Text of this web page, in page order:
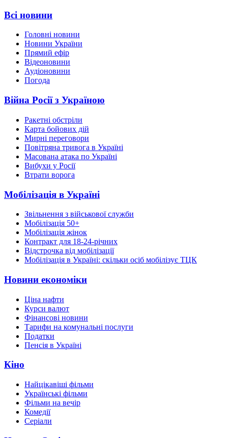
Всі новини
Головні новини
Новини України
Прямий ефір
Відеоновини
Аудіоновини
Погода
Війна Росії з Україною
Ракетні обстріли
Карта бойових дій
Мирні переговори
Повітряна тривога в Україні
Масована атака по Україні
Вибухи у Росії
Втрати ворога
Мобілізація в Україні
Звільнення з військової служби
Мобілізація 50+
Мобілізація жінок
Контракт для 18-24-річних
Відстрочка від мобілізації
Мобілізація в Україні: скільки осіб мобілізує ТЦК
Новини економіки
Ціна нафти
Курси валют
Фінансові новини
Тарифи на комунальні послуги
Податки
Пенсія в Україні
Кіно
Найцікавіші фільми
Українські фільми
Фільми на вечір
Комедії
Серіали